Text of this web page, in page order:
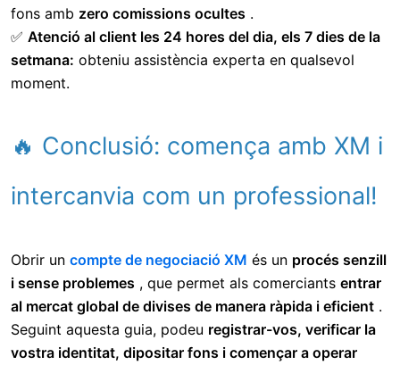
fons amb zero comissions ocultes .
✅ Atenció al client les 24 hores del dia, els 7 dies de la
setmana: obteniu assistència experta en qualsevol
moment.
🔥 Conclusió: comença amb XM i
intercanvia com un professional!
Obrir un compte de negociació XM és un procés senzill
i sense problemes , que permet als comerciants entrar
al mercat global de divises de manera ràpida i eficient .
Seguint aquesta guia, podeu registrar-vos, verificar la
vostra identitat, dipositar fons i començar a operar